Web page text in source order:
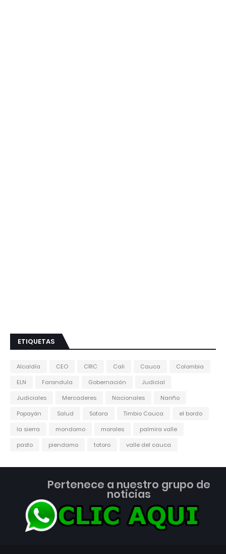
ETIQUETAS
Alcaldía CEO CRIC Cali Cauca
Colombia
ELN
Farandula Gobernación
Judicial
Judiciales
Mercaderes Nacionales
Nariño
Popayán
Salud Sotara Timbio Cauca
el bordo
la sierra
mondomo morales
palmira valle
pasto
piendamo totoro valle del cauca
Pertenece a nuestro grupo de
noticias